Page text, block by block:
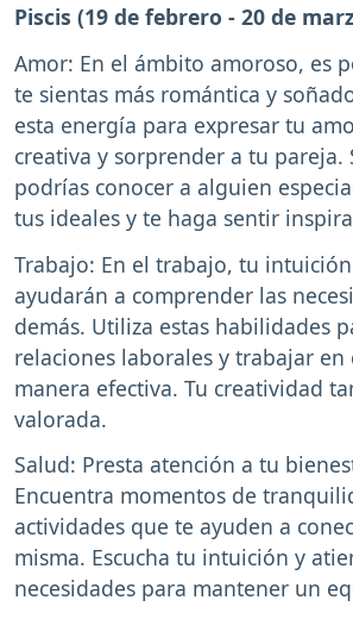
Piscis (19 de febrero - 20 de
Amor: En el ámbito amoroso, es
te sientas más romántica y
esta energía para expresar tu
creativa y sorprender a tu pareja.
podrías conocer a alguien
tus ideales y te haga sentir
Trabajo: En el trabajo, tu
ayudarán a comprender las
demás. Utiliza estas habilidades
relaciones laborales y trabajar en
manera efectiva. Tu creatividad
valorada.
Salud: Presta atención a tu
Encuentra momentos de
actividades que te ayuden a
misma. Escucha tu intuición y
necesidades para mantener un